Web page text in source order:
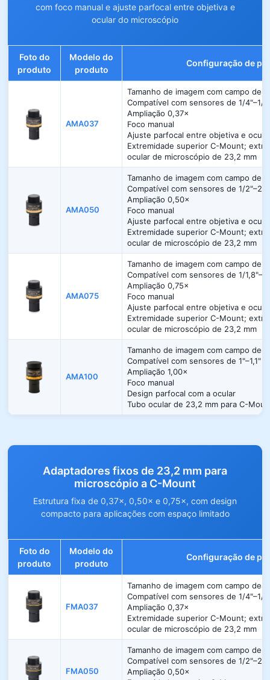
com foco manual e ajuste parfocal entre objetiva e
ocular do microscópio
Foto do
produto
Modelo do
produto
Configuração de
AMA037
Tamanho de imagem com campo de
Compatível com sensores de 1/4"–1/
Ampliação 0,37×
Foco manual
Ajuste parfocal entre objetiva e
Extremidade superior C-Mount;
ocular de microscópio de 23,2 mm
AMA050
Tamanho de imagem com campo de
Compatível com sensores de 1/2"–2/
Ampliação 0,50×
Foco manual
Ajuste parfocal entre objetiva e
Extremidade superior C-Mount;
ocular de microscópio de 23,2 mm
AMA075
Tamanho de imagem com campo de
Compatível com sensores de 1/1,8"–1"
Ampliação 0,75×
Foco manual
Ajuste parfocal entre objetiva e
Extremidade superior C-Mount;
ocular de microscópio de 23,2 mm
AMA100
Tamanho de imagem com campo de
Compatível com sensores de 1"–1,1"
Ampliação 1,00×
Foco manual
Design parfocal com a ocular
Tubo ocular de 23,2 mm para C-
Adaptadores fixos de 23,2 mm para
microscópio a C-Mount
Estrutura fixa de 0,37×, 0,50× e 0,75×, com design
compacto para aplicações com espaço limitado
Foto do
produto
Modelo do
produto
Configuração de
FMA037
Tamanho de imagem com campo de
Compatível com sensores de 1/4"–1/
Ampliação 0,37×
Extremidade superior C-Mount;
ocular de microscópio de 23,2 mm
FMA050
Tamanho de imagem com campo de
Compatível com sensores de 1/2"–2/
Ampliação 0,50×